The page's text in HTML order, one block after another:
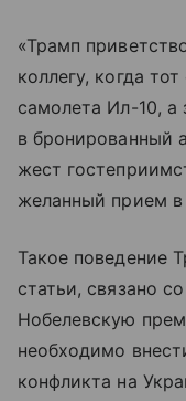
«Трамп
коллегу, когда
самолета Ил-10, а
в бронированный
жест
желанный прием
Такое поведение
статьи, связано
Нобелевскую
необходимо
конфликта на